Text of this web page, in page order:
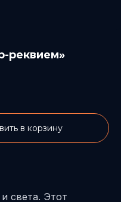
реквием»
в корзину
света. Этот